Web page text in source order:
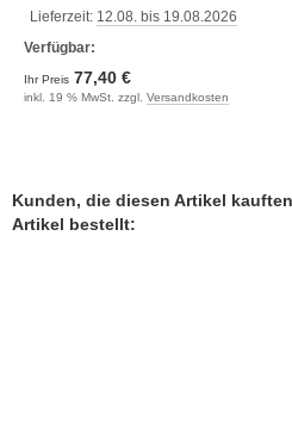
Lieferzeit: 12.08. bis 19.08.2026
Verfügbar:
Ihr Preis 77,40 €
inkl. 19 % MwSt. zzgl. Versandkosten
Kunden, die diesen Artikel
Artikel bestellt: